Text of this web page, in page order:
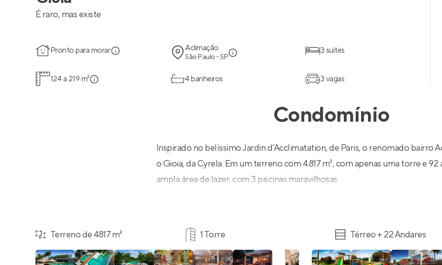
É raro, mas existe
Pronto para morar Aclimação
São Paulo - SP
3 suítes
124 a 219 m² 4 banheiros 3 vagas
Condomínio
Inspirado no belíssimo Jardin d’Acclimatation, de Paris, o renomado bairro
o Gioia, da Cyrela. Em um terreno com 4.817 m², com apenas uma torre e 92
ampla área de lazer, com 3 piscinas maravilhosas.
Terreno de 4817 m² 1 Torre Térreo + 22 Andares